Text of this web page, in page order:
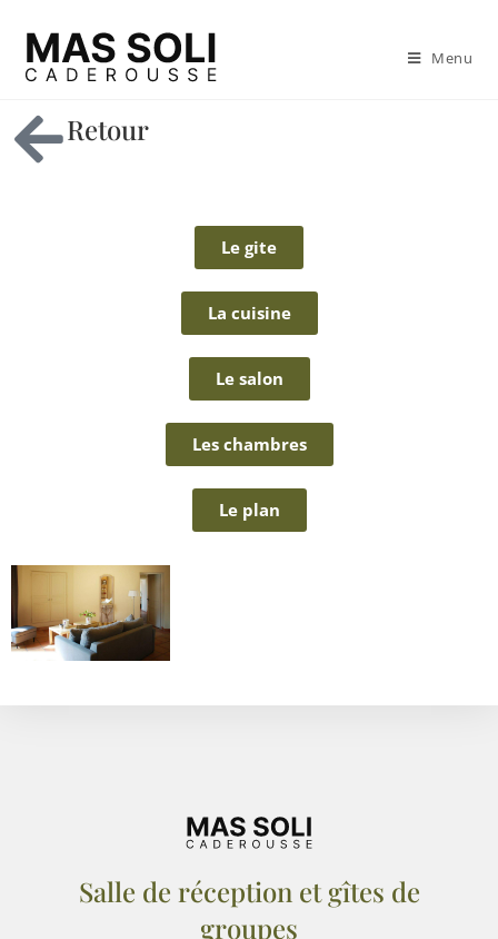
Menu
Retour
Le gite
La cuisine
Le salon
Les chambres
Le plan
Salle de réception et gîtes de
groupes